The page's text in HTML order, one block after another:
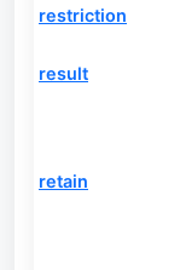
restriction
result
retain